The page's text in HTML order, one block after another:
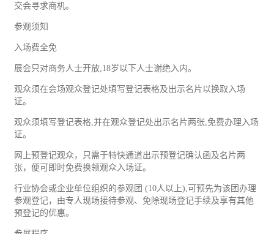
交会寻求商机。
参观须知
入场费全免
展会只对商务人士开放,18岁以下人士谢绝入内。
观众须在会场观众登记处填写登记表格及出示名片以换取入场
证。
观众须填写登记表格,并在观众登记处出示名片两张,免费办理入场
证。
网上预登记观众，只需于特快通道出示预登记确认函及名片两
张，便可即时免费换领观众入场证。
行业协会或企业单位组织的参观团 (10人以上),可预先为该团办理
参观登记，由专人现场接待参观、免除现场登记手续及享有其他
预登记的优惠。